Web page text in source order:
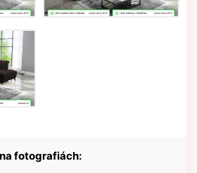
fotografiách: